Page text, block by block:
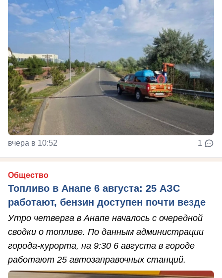
вчера в 10:52 1
Общество
Топливо в Анапе 6 августа: 25 АЗС
работают, бензин доступен почти везде
Утро четверга в Анапе началось с очередной
сводки о топливе. По данным администрации
города-курорта, на 9:30 6 августа в городе
работают 25 автозаправочных станций.